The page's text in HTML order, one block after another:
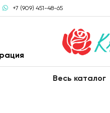
+7 (909) 451-48-65
Весь каталог